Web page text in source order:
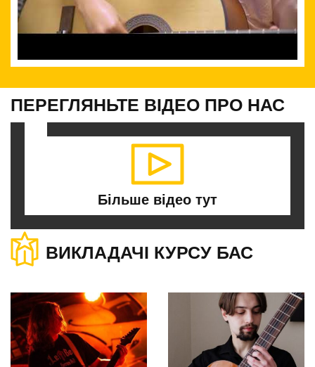
ПЕРЕГЛЯНЬТЕ ВІДЕО ПРО НАС
Більше відео тут
ВИКЛАДАЧІ КУРСУ БАС